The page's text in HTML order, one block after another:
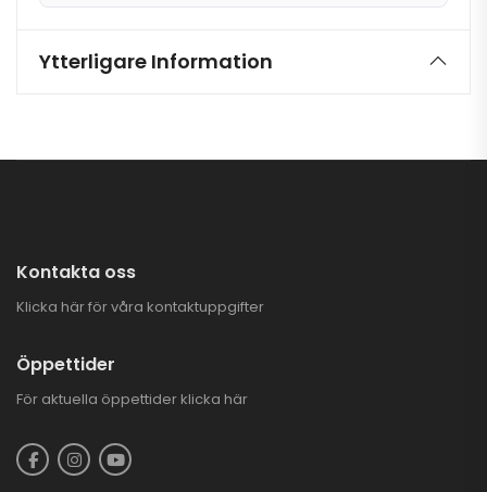
Ytterligare Information
Kontakta oss
Klicka här för våra kontaktuppgifter
Öppettider
För aktuella öppettider klicka här